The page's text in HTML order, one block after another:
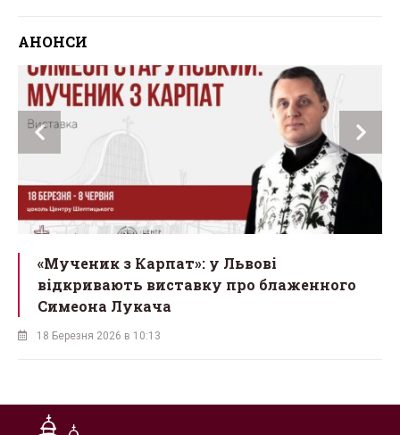
АНОНСИ
«Мученик з Карпат»: у Львові
відкривають виставку про блаженного
Симеона Лукача
18 Березня 2026 в 10:13